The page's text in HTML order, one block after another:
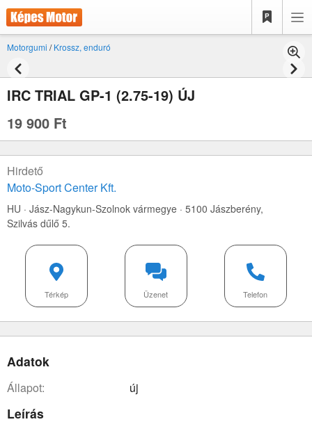
Motorgumi /Krossz, enduró
IRC TRIAL GP-1 (2.75-19) ÚJ
19 900 Ft
Hirdető
Moto-Sport Center Kft.
HU · Jász-Nagykun-Szolnok vármegye · 5100 Jászberény,
Szilvás dűlő 5.
Telefon
Üzenet
Térkép
Adatok
állapot: új
Leírás